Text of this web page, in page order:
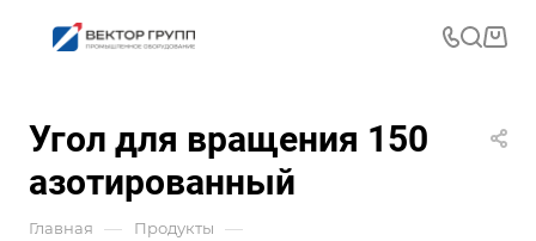
Угол для вращения 150
азотированный
Главная — Продукты —